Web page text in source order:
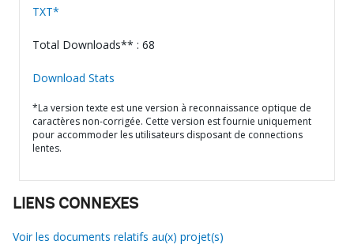
TXT*
Total Downloads** : 68
Download Stats
*La version texte est une version à reconnaissance optique de
caractères non-corrigée. Cette version est fournie uniquement
pour accommoder les utilisateurs disposant de connections
lentes.
LIENS CONNEXES
Voir les documents relatifs au(x) projet(s)